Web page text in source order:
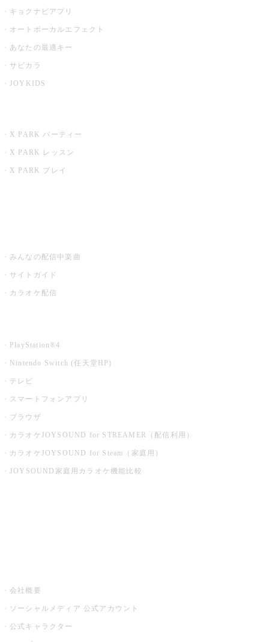
キョクナビアプリ
オートボーカルエフェクト
あなたの最適キー
サビカラ
JOYKIDS
X PARK パーティー
X PARK レッスン
X PARK プレイ
みんなの配信中楽曲
サイトガイド
カラオケ配信
PlayStation®4
Nintendo Switch (任天堂HP)
テレビ
スマートフォンアプリ
ブラウザ
カラオケJOYSOUND for STREAMER（配信利用）
カラオケJOYSOUND for Steam（家庭用）
JOYSOUND家庭用カラオケ機能比較
会社概要
ソーシャルメディア 公式アカウント
公式キャラクター